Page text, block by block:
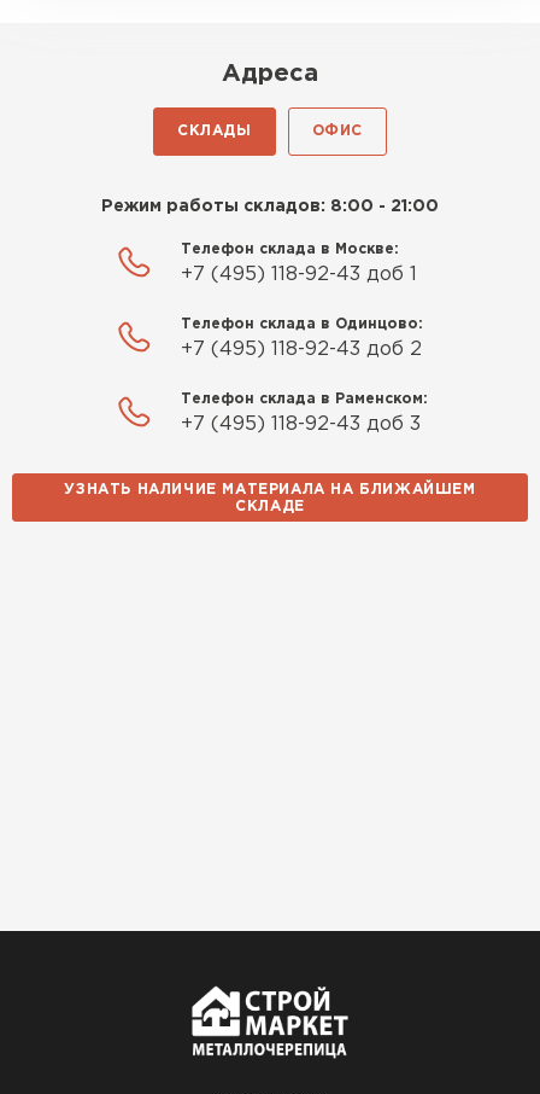
Адреса
СКЛАДЫ ОФИС
Режим работы складов: 8:00 - 21:00
Телефон склада в Москве:
+7 (495) 118-92-43 доб 1
Телефон склада в Одинцово:
+7 (495) 118-92-43 доб 2
Телефон склада в Раменском:
+7 (495) 118-92-43 доб 3
УЗНАТЬ НАЛИЧИЕ МАТЕРИАЛА НА БЛИЖАЙШЕМ
СКЛАДЕ